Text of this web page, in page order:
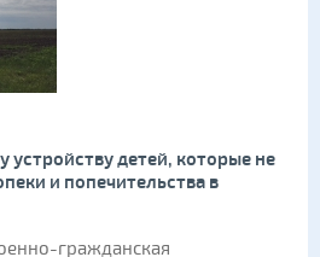
детей, которые не
и попечительства в
гражданская